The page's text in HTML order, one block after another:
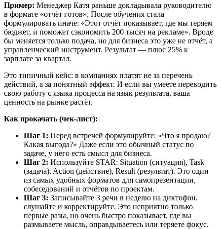
Пример: Менеджер Катя раньше докладывала руководителю
в формате «отчёт готов». После обучения стала
формулировать иначе: «Этот отчёт показывает, где мы теряем
бюджет, и поможет сэкономить 200 тысяч на рекламе». Вроде
бы меняется только подача, но для бизнеса это уже не отчёт, а
управленческий инструмент. Результат — плюс 25% к
зарплате за квартал.
Это типичный кейс: в компаниях платят не за перечень
действий, а за понятный эффект. И если вы умеете переводить
свою работу с языка процесса на язык результата, ваша
ценность на рынке растёт.
Как прокачать (чек-лист):
Шаг 1: Перед встречей формулируйте: «Что я продаю?
Какая выгода?» Даже если это обычный статус по
задаче, у него есть смысл для бизнеса.
Шаг 2: Используйте STAR: Situation (ситуация), Task
(задача), Action (действие), Result (результат). Это один
из самых удобных форматов для самопрезентации,
собеседований и отчётов по проектам.
Шаг 3: Записывайте 3 речи в неделю на диктофон,
слушайте и корректируйте. Это неприятно только
первые разы, но очень быстро показывает, где вы
размываете мысль, оправдываетесь или теряете фокус.